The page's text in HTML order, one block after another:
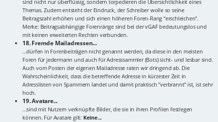
sind nicht nur überflüssig, sondern torpedieren die Übersichtlichkeit eines
Themas. Zudem entsteht der Eindruck, der Schreiber wolle so seine
Beitragszahl erhöhen und sich einen höheren Foren-Rang "erschleichen".
Merke: Beitragsabhängige Forenränge sind bei der vGAF bedeutungslos und
mit keinen erweiterten Rechten verbunden.
18. Fremde Mailadressen...
...dürfen in Forenbeiträgen nicht genannt werden, da diese in den meisten
Foren für jedermann und auch für Adresssammler (Bots) sicht- und lesbar sind.
Auch vom Posten der eigenen Mailadresse raten wir dringend ab. Die
Wahrscheinlichkeit, dass die betreffende Adresse in kürzester Zeit in
Adresslisten von Spammern landet und damit praktisch "verbrannt" ist, ist sehr
hoch.
19. Avatare...
...sind mit Nutzern verknüpfte Bilder, die sie in ihren Profilen festlegen
können. Für Avatare gilt: Keine...